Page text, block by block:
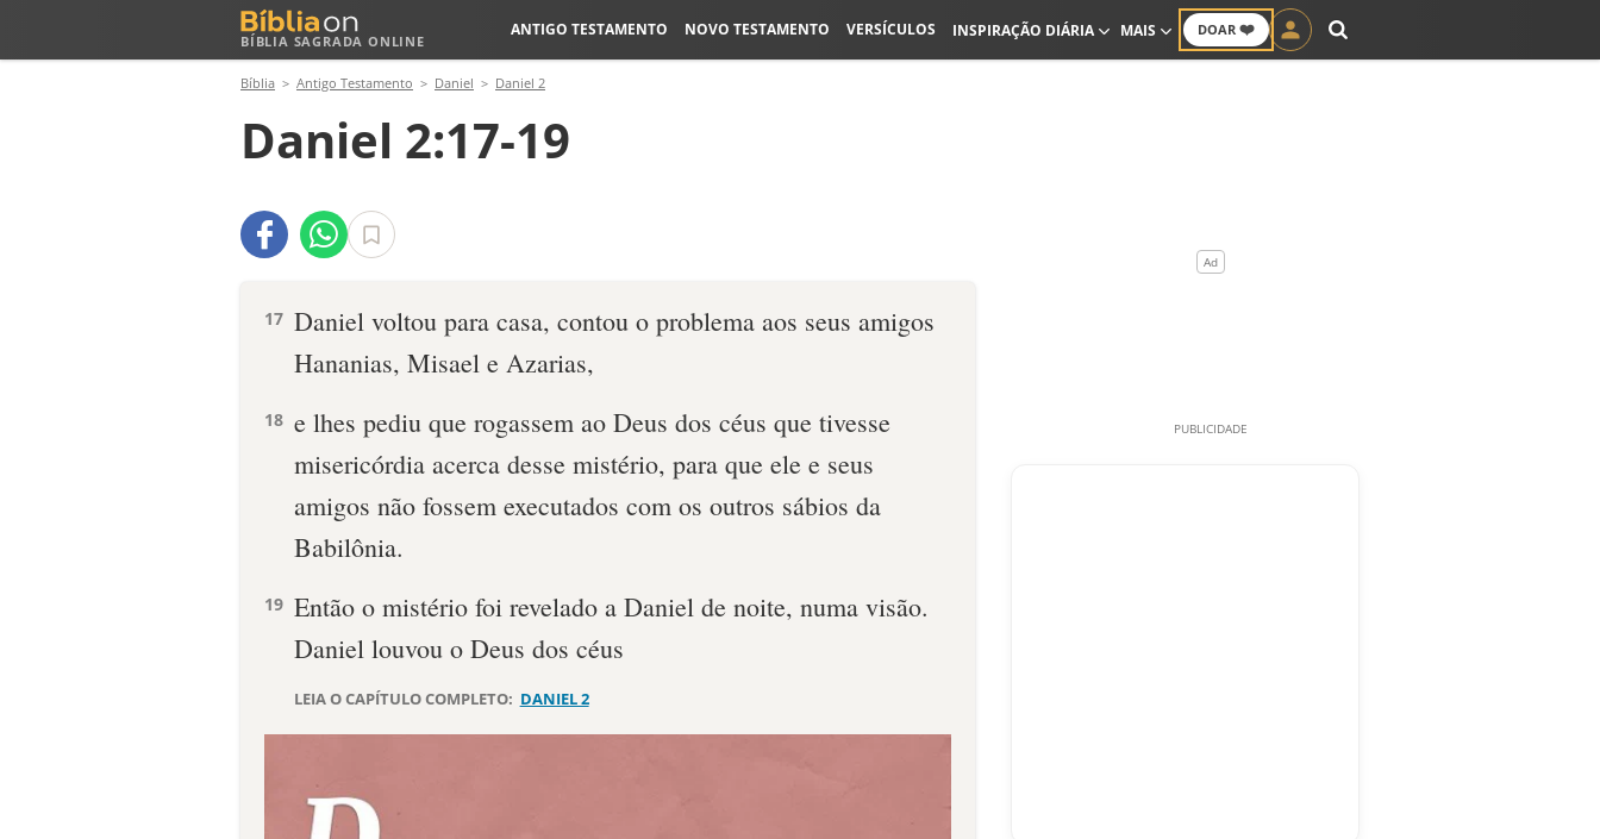
BÍBLIA SAGRADA ONLINE
DOAR ❤️
ANTIGO TESTAMENTO NOVO TESTAMENTO VERSÍCULOS INSPIRAÇÃO DIÁRIA MAIS
Bíblia Antigo Testamento Daniel Daniel 2
Daniel 2:17-19
17 Daniel voltou para casa, contou o proble­ma aos seus amigos
Hananias, Misael e Azarias,
18 e lhes pediu que rogassem ao Deus dos céus que tivesse
misericórdia acerca desse mistério, para que ele e seus
amigos não fossem executa­dos com os outros sábios da
Babilônia.
19 Então o mistério foi revelado a Daniel de noite, numa visão.
Daniel louvou o Deus dos céus
LEIA O CAPÍTULO COMPLETO: DANIEL 2